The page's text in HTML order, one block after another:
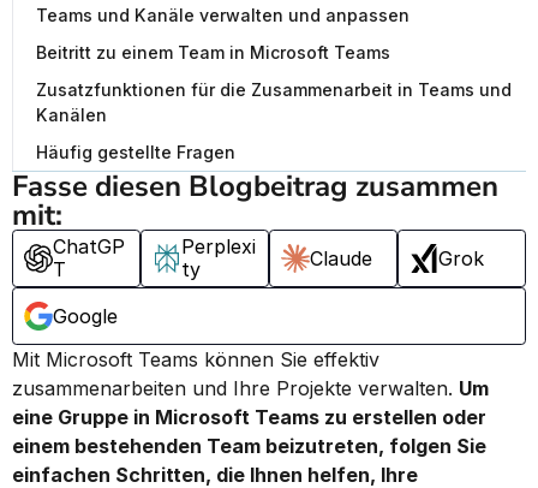
Teams und Kanäle verwalten und anpassen
Beitritt zu einem Team in Microsoft Teams
Zusatzfunktionen für die Zusammenarbeit in Teams und
Kanälen
Häufig gestellte Fragen
Fasse diesen Blogbeitrag zusammen
mit:
ChatGP
T
Perplexi
ty
Claude Grok
Google
Mit Microsoft Teams können Sie effektiv
zusammenarbeiten und Ihre Projekte verwalten. Um
eine Gruppe in Microsoft Teams zu erstellen oder
einem bestehenden Team beizutreten, folgen Sie
einfachen Schritten, die Ihnen helfen, Ihre